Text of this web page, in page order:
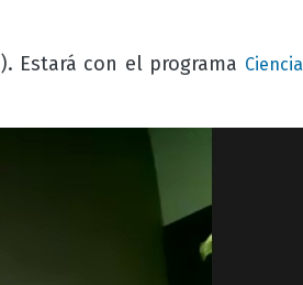
Estará con el programa Ciencia